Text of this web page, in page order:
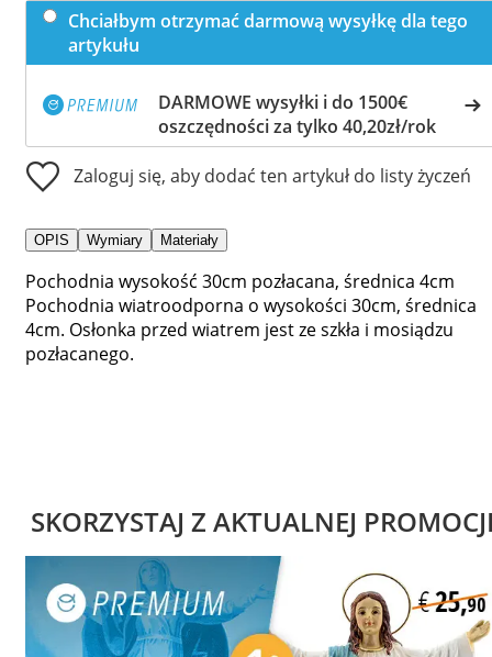
Chciałbym otrzymać darmową wysyłkę dla tego
artykułu
DARMOWE wysyłki i do 1500€
oszczędności za tylko 40,20zł/rok
Zaloguj się, aby dodać ten artykuł do listy życzeń
OPIS Wymiary Materiały
Pochodnia wysokość 30cm pozłacana, średnica 4cm
Pochodnia wiatroodporna o wysokości 30cm, średnica
4cm. Osłonka przed wiatrem jest ze szkła i mosiądzu
pozłacanego.
SKORZYSTAJ Z AKTUALNEJ